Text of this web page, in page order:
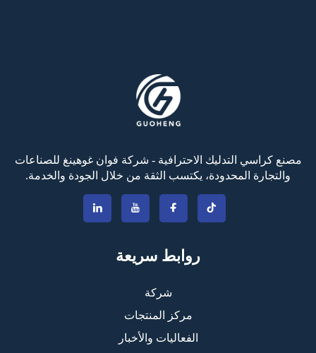
مصنع كراسي التدليك الاحترافية - شركة فوان غوهينغ للصناعات
والتجارة المحدودة، يكتسب الثقة من خلال الجودة والخدمة.
روابط سريعة
شركة
مركز المنتجات
الفعاليات والأخبار